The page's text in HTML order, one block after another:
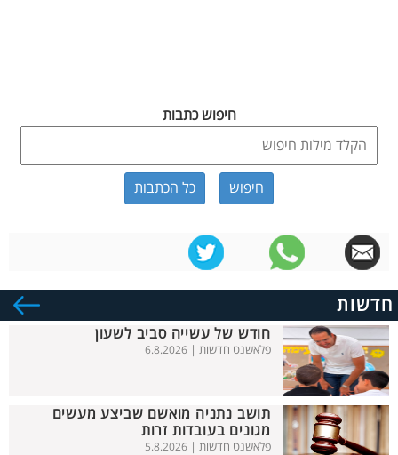
חיפוש כתבות
כל הכתבות
חדשות
חודש של עשייה סביב לשעון
פלאשנט חדשות | 6.8.2026
תושב נתניה מואשם שביצע מעשים
מגונים בעובדות זרות
פלאשנט חדשות | 5.8.2026